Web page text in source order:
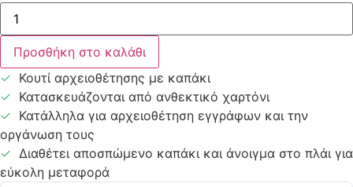
Κουτί
Αρχειοθέτησης
με
Μπορντό
Καπάκι
ποσότητα
Προσθήκη στο καλάθι
Κουτί αρχειοθέτησης με καπάκι
Κατασκευάζονται από ανθεκτικό χαρτόνι
Κατάλληλα για αρχειοθέτηση εγγράφων και την
οργάνωση τους
Διαθέτει αποσπώμενο καπάκι και άνοιγμα στο πλάι για
εύκολη μεταφορά